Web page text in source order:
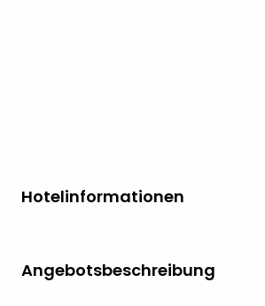
Hotelinformationen
Angebotsbeschreibung